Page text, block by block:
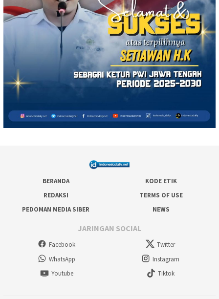
BERANDA
KODE ETIK
REDAKSI
TERMS OF USE
PEDOMAN MEDIA SIBER
NEWS
JARINGAN SOCIAL
Facebook
Twitter
WhatsApp
Instagram
Youtube
Tiktok